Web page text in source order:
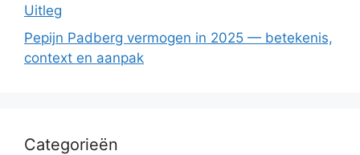
Uitleg
Pepijn Padberg vermogen in 2025 — betekenis,
context en aanpak
Categorieën